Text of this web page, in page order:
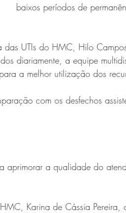
baixos períodos de
das UTIs do HMC, Hilo
diariamente, a equipe
a melhor utilização dos
com os desfechos
aprimorar a qualidade do
Karina de Cássia